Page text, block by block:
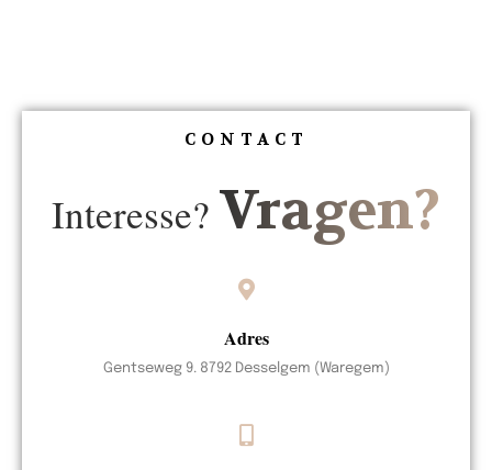
CONTACT
Interesse? Vragen?
Adres
Gentseweg 9. 8792 Desselgem (Waregem)